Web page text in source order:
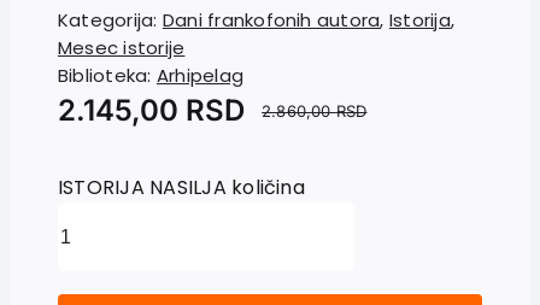
Kategorija: Dani frankofonih autora, Istorija,
Mesec istorije
Biblioteka: Arhipelag
2.860,00RSD
2.145,00 RSD
ISTORIJA NASILJA količina